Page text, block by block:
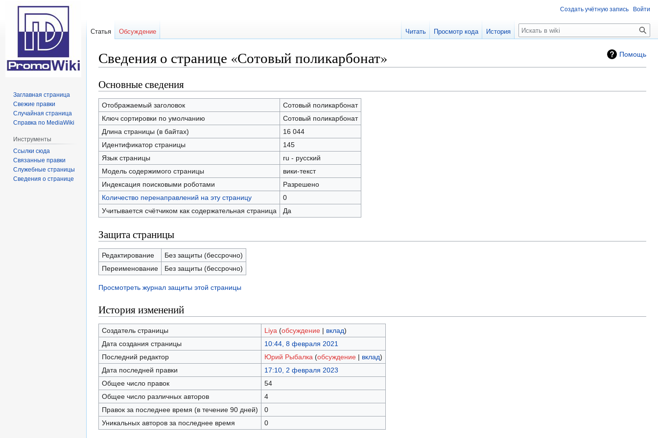
Помощь
Сведения о странице «Сотовый поликарбонат»
Перейти
к
навигации
Перейти
к
поиску
Основные сведения
Отображаемый заголовок
Сотовый поликарбонат
Ключ сортировки по умолчанию
Сотовый поликарбонат
Длина страницы (в байтах)
16 044
Идентификатор страницы
145
Язык страницы
ru - русский
Модель содержимого страницы
вики-текст
Индексация поисковыми роботами
Разрешено
Количество перенаправлений на эту страницу
0
Учитывается счётчиком как содержательная страница
Да
Защита страницы
Редактирование
Без защиты (бессрочно)
Переименование
Без защиты (бессрочно)
Просмотреть журнал защиты этой страницы
История изменений
Создатель страницы Liya (обсуждение| вклад)
Дата создания страницы
10:44, 8 февраля 2021
Последний редактор
Юрий Рыбалка (обсуждение| вклад)
Дата последней правки
17:10, 2 февраля 2023
Общее число правок
54
Общее число различных авторов
4
Правок за последнее время (в течение 90 дней)
0
Уникальных авторов за последнее время
0
Создать учётную запись Войти
Статья Обсуждение Читать Просмотр кода История Поиск
Заглавная страница
Свежие правки
Случайная страница
Справка по MediaWiki
Инструменты
Ссылки сюда
Связанные правки
Служебные страницы
Сведения о странице